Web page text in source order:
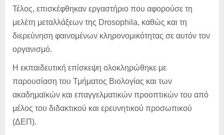
Τέλος, επισκέφθηκαν εργαστήριο που αφορούσε τη
μελέτη μεταλλάξεων της Drosophila, καθώς και τη
διερεύνηση φαινομένων κληρονομικότητας σε αυτόν τον
οργανισμό.
Η εκπαιδευτική επίσκεψη ολοκληρώθηκε με
παρουσίαση του Τμήματος Βιολογίας και των
ακαδημαϊκών και επαγγελματικών προοπτικών του από
μέλος του διδακτικού και ερευνητικού προσωπικού
(ΔΕΠ).